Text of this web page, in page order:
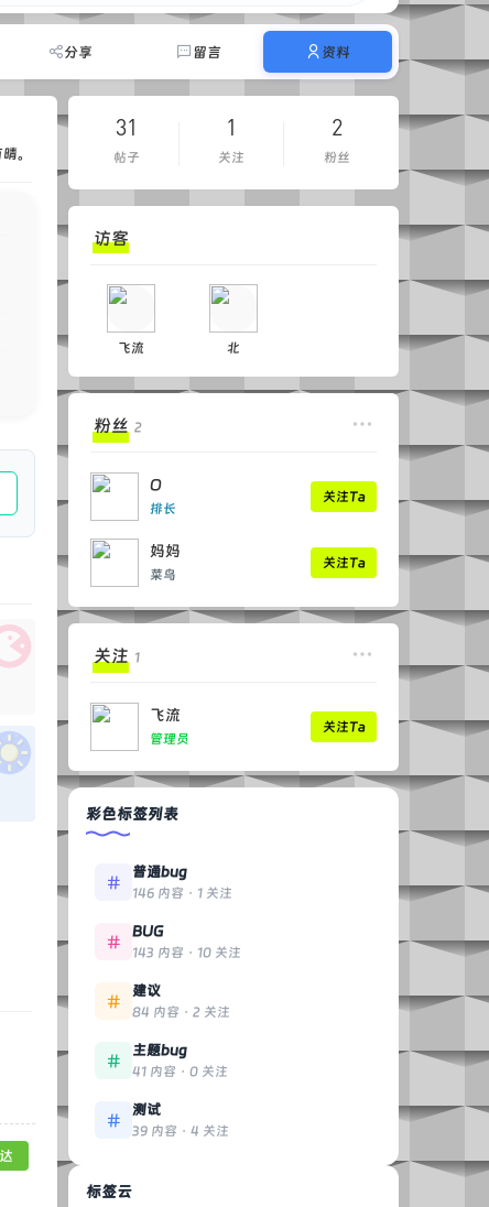
分享 留言 资料
。
31
帖子
1
关注
2
粉丝
访客
飞流 北
粉丝 2
关注Ta
O
排长
关注Ta
妈妈
菜鸟
关注 1
关注Ta
飞流
管理员
彩色标签列表
普通bug
146 内容 · 1 关注
BUG
143 内容 · 10 关注
建议
84 内容 · 2 关注
主题bug
41 内容 · 0 关注
测试
39 内容 · 4 关注
标签云